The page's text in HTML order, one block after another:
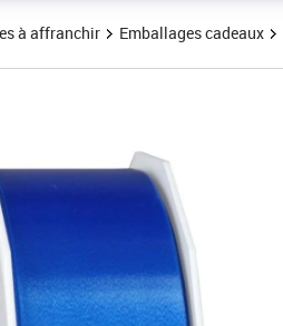
à affranchir Emballages cadeaux